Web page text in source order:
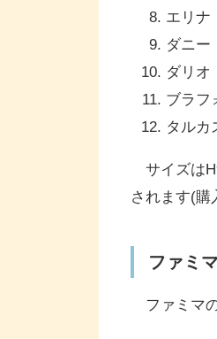
エリナ
ダニー
ダリオ
ブラフ
タルカ
サイズは
されます(購
ファミ
ファミマ